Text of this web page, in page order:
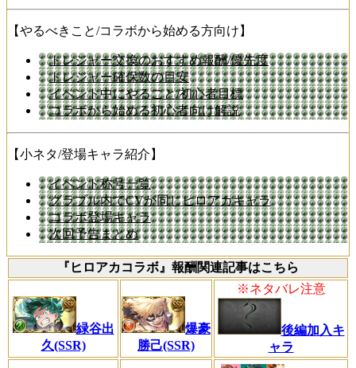
【やるべきこと/コラボから始める方向け】
トレジャー交換のおすすめ報酬/優先度
トレジャー確保数の目安
イベント中にやること/初心者目標
コラボから始める初心者向け解説
【小ネタ/登場キャラ紹介】
イベント称号一覧
グラブル内でCVが同じヒロアカキャラ
コラボ登場キャラ
次回予告まとめ
『ヒロアカコラボ』報酬関連記事はこちら
緑谷出
久(SSR)
爆豪
勝己(SSR)
※ネタバレ注意
後編加入キ
ャラ